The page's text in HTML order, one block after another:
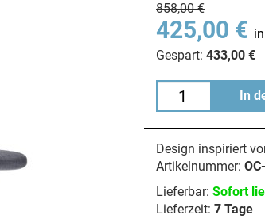
858,00 €
425,00 €
Gespart: 433,00 €
In
Design inspiriert
Artikelnummer:
Lieferbar: Sofort
Lieferzeit: 7 Tage